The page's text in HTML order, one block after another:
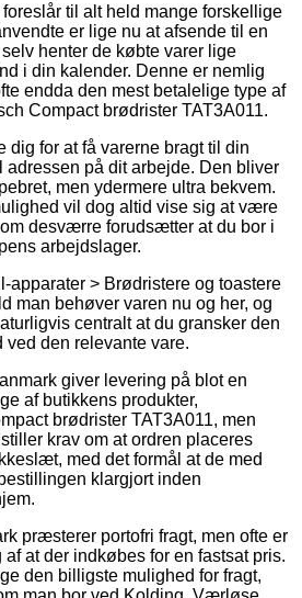
til alt held mange forskellige
er lige nu at afsende til en
henter de købte varer lige
i din kalender. Denne er nemlig
endda den mest betalelige type af
Compact brødrister TAT3A011.
dig for at få varerne bragt til din
adressen på dit arbejde. Den bliver
men ydermere ultra bekvem.
vil dog altid vise sig at være
desværre forudsætter at du bor i
arbejdslager.
apparater > Brødristere og toastere
man behøver varen nu og her, og
centralt at du gransker den
den relevante vare.
giver levering på blot en
af butikkens produkter,
brødrister TAT3A011, men
krav om at ordren placeres
med det formål at de med
klargjort inden
præsterer portofri fragt, men ofte er
at der indkøbes for en fastsat pris.
den billigste mulighed for fragt,